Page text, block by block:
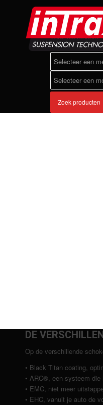
Home
Zoek uw product:
Zoek producten
DE
Op de verschillende
• Black Titan coating,
• ARC®, een systeem
• EMC, niet meer
• EHC, vanuit je auto de